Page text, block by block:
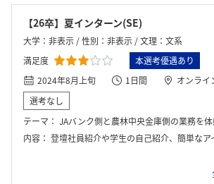
【26卒】夏インターン(SE)
大学：非表示 / 性別：非表示 / 文理：文系
満足度
本選考優遇あり
2024年8月上旬
1日間
オンライ
選考なし
テーマ： JAバンク側と農林中央金庫側の業務を
内容： 登壇社員紹介や学生の自己紹介、簡単なアイスブレイクのあと、会社説明会。そこでは、母体のJAバンクと農林中央金庫の役割の違いと、そこのどの業務を農中情報がになっているのかを細かく学んだ。そのあと、JAと農林中金の2つの業務を体感するた